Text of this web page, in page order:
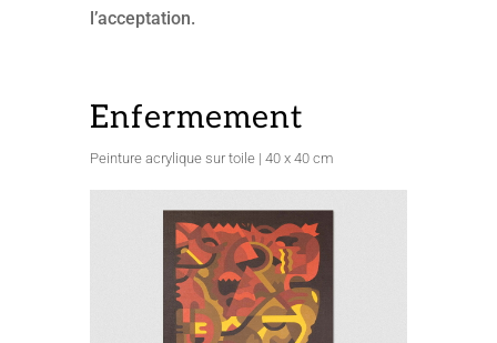
l’acceptation.
Enfermement
Peinture acrylique sur toile | 40 x 40 cm